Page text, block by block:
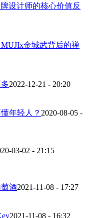
设计师的核心价值反
金城武背后的禅
2022-12-21 - 20:20
年轻人？ 2020-08-05 -
03-02 - 21:15
酒2021-11-08 - 17:27
2021-11-08 - 16:32